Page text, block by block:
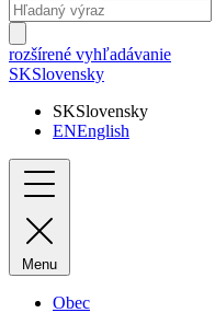
rozšírené vyhľadávanie
SKSlovensky
SKSlovensky
ENEnglish
Menu
Obec